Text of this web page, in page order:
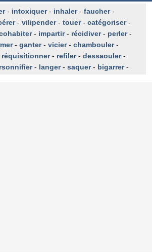
- intoxiquer- inhaler- faucher-
- vilipender- touer- catégoriser-
- impartir- récidiver- perler-
- ganter- vicier- chambouler-
réquisitionner- refiler- dessaouler-
- langer- saquer- bigarrer-